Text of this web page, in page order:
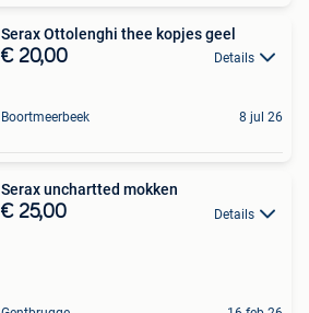
Serax Ottolenghi thee kopjes geel
€ 20,00 Details
Boortmeerbeek 8 jul 26
Serax unchartted mokken
€ 25,00 Details